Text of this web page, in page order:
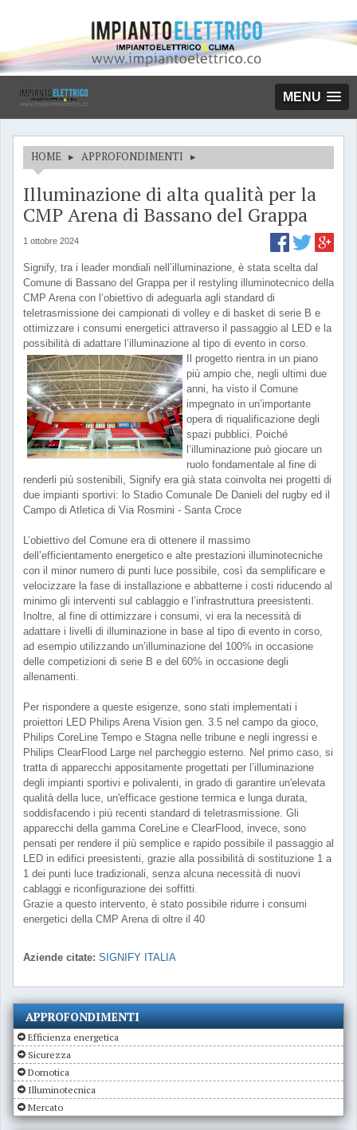
MENU
HOME ▸ APPROFONDIMENTI ▸
Illuminazione di alta qualità per la
CMP Arena di Bassano del Grappa
1 ottobre 2024
Signify, tra i leader mondiali nell’illuminazione, è stata scelta dal
Comune di Bassano del Grappa per il restyling illuminotecnico della
CMP Arena con l’obiettivo di adeguarla agli standard di
teletrasmissione dei campionati di volley e di basket di serie B e
ottimizzare i consumi energetici attraverso il passaggio al LED e la
possibilità di adattare l’illuminazione al tipo di evento in corso.
Il progetto rientra in un piano
più ampio che, negli ultimi due
anni, ha visto il Comune
impegnato in un’importante
opera di riqualificazione degli
spazi pubblici. Poiché
l’illuminazione può giocare un
ruolo fondamentale al fine di
renderli più sostenibili, Signify era già stata coinvolta nei progetti di
due impianti sportivi: lo Stadio Comunale De Danieli del rugby ed il
Campo di Atletica di Via Rosmini - Santa Croce
L’obiettivo del Comune era di ottenere il massimo
dell’efficientamento energetico e alte prestazioni illuminotecniche
con il minor numero di punti luce possibile, così da semplificare e
velocizzare la fase di installazione e abbatterne i costi riducendo al
minimo gli interventi sul cablaggio e l’infrastruttura preesistenti.
Inoltre, al fine di ottimizzare i consumi, vi era la necessità di
adattare i livelli di illuminazione in base al tipo di evento in corso,
ad esempio utilizzando un’illuminazione del 100% in occasione
delle competizioni di serie B e del 60% in occasione degli
allenamenti.
Per rispondere a queste esigenze, sono stati implementati i
proiettori LED Philips Arena Vision gen. 3.5 nel campo da gioco,
Philips CoreLine Tempo e Stagna nelle tribune e negli ingressi e
Philips ClearFlood Large nel parcheggio esterno. Nel primo caso, si
tratta di apparecchi appositamente progettati per l’illuminazione
degli impianti sportivi e polivalenti, in grado di garantire un'elevata
qualità della luce, un'efficace gestione termica e lunga durata,
soddisfacendo i più recenti standard di teletrasmissione. Gli
apparecchi della gamma CoreLine e ClearFlood, invece, sono
pensati per rendere il più semplice e rapido possibile il passaggio al
LED in edifici preesistenti, grazie alla possibilità di sostituzione 1 a
1 dei punti luce tradizionali, senza alcuna necessità di nuovi
cablaggi e riconfigurazione dei soffitti.
Grazie a questo intervento, è stato possibile ridurre i consumi
energetici della CMP Arena di oltre il 40
Aziende citate: SIGNIFY ITALIA
APPROFONDIMENTI
Efficienza energetica
Sicurezza
Domotica
Illuminotecnica
Mercato